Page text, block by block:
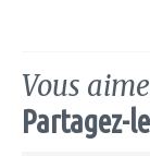
Vous
Partagez-